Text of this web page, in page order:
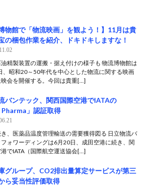
博物館で「物流映画」を観よう！】11月は貴
の梱包作業を紹介、ドキドキしますな！
精製装置の運搬・据え付けの様子も 物流博物館は
、昭和20～50年代を中心とした物流に関する映画
会を開催する。今回は貴重[…]
バンテック、関西国際空港でIATAの
Pharma」認証取得
、医薬品温度管理輸送の需要獲得図る 日立物流バ
ォワーディングは6月20日、成田空港に続き、関
でIATA（国際航空運送協会[…]
グループ、CO2排出量算定サービスが第三
ら妥当性評価取得